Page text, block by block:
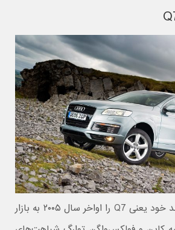
آئودی اولین شاسی‌بلند خود یعنی Q7 را اواخر سال ۲۰۰۵ به بازار